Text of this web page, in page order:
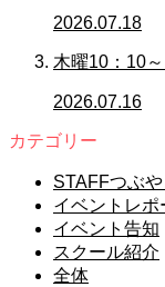
2026.07.18
木曜10：10
2026.07.16
カテゴリー
STAFFつぶや
イベントレポ
イベント告知
スクール紹介
全体